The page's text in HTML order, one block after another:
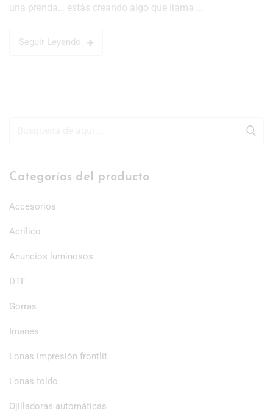
una prenda… estás creando algo que llama …
Seguir Leyendo
Categorías del producto
Accesorios
Acrílico
Anuncios luminosos
DTF
Gorras
Imanes
Lonas impresión frontlit
Lonas toldo
Ojilladoras automáticas